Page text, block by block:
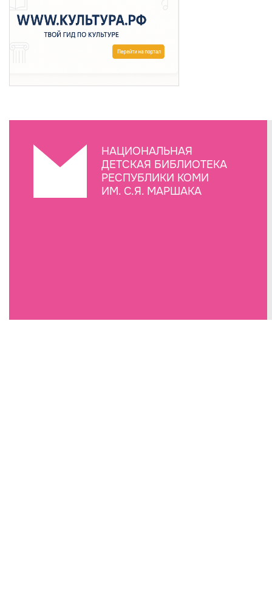
НАЦИОНАЛЬНАЯ
ДЕТСКАЯ БИБЛИОТЕКА
РЕСПУБЛИКИ КОМИ
ИМ. С.Я. МАРШАКА